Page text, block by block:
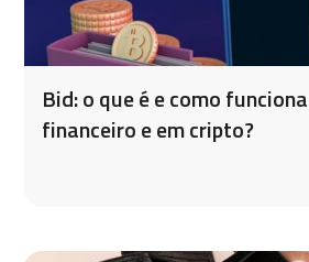
Bid: o que é e como
financeiro e em cripto?